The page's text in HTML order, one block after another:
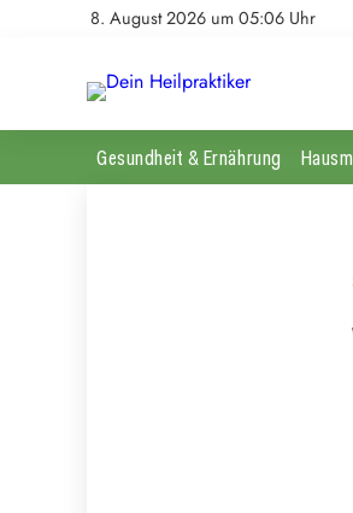
8. August 2026 um 05:06 Uhr
Gesundheit & Ernährung